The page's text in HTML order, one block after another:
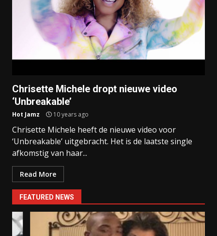
Chrisette Michele dropt nieuwe video
‘Unbreakable’
Hot Jamz 10 years ago
Chrisette Michele heeft de nieuwe video voor
‘Unbreakable’ uitgebracht. Het is de laatste single
afkomstig van haar...
Read More
FEATURED NEWS